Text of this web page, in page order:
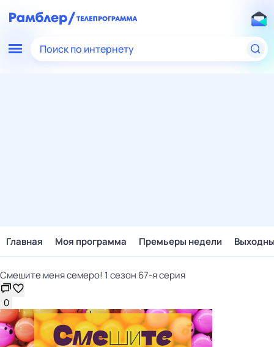
Поиск по интернету
Главная Моя программа Премьеры недели
Смешите меня семеро! 1 сезон 67-я серия
0